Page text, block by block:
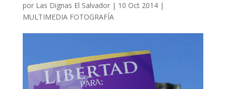
por Las Dignas El Salvador| 10 Oct 2014|
MULTIMEDIA FOTOGRAFÍA